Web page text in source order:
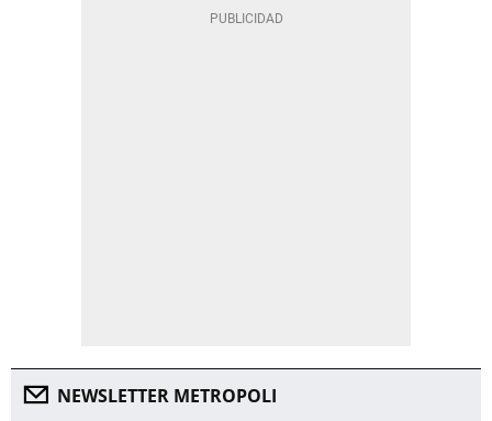
NEWSLETTER METROPOLI